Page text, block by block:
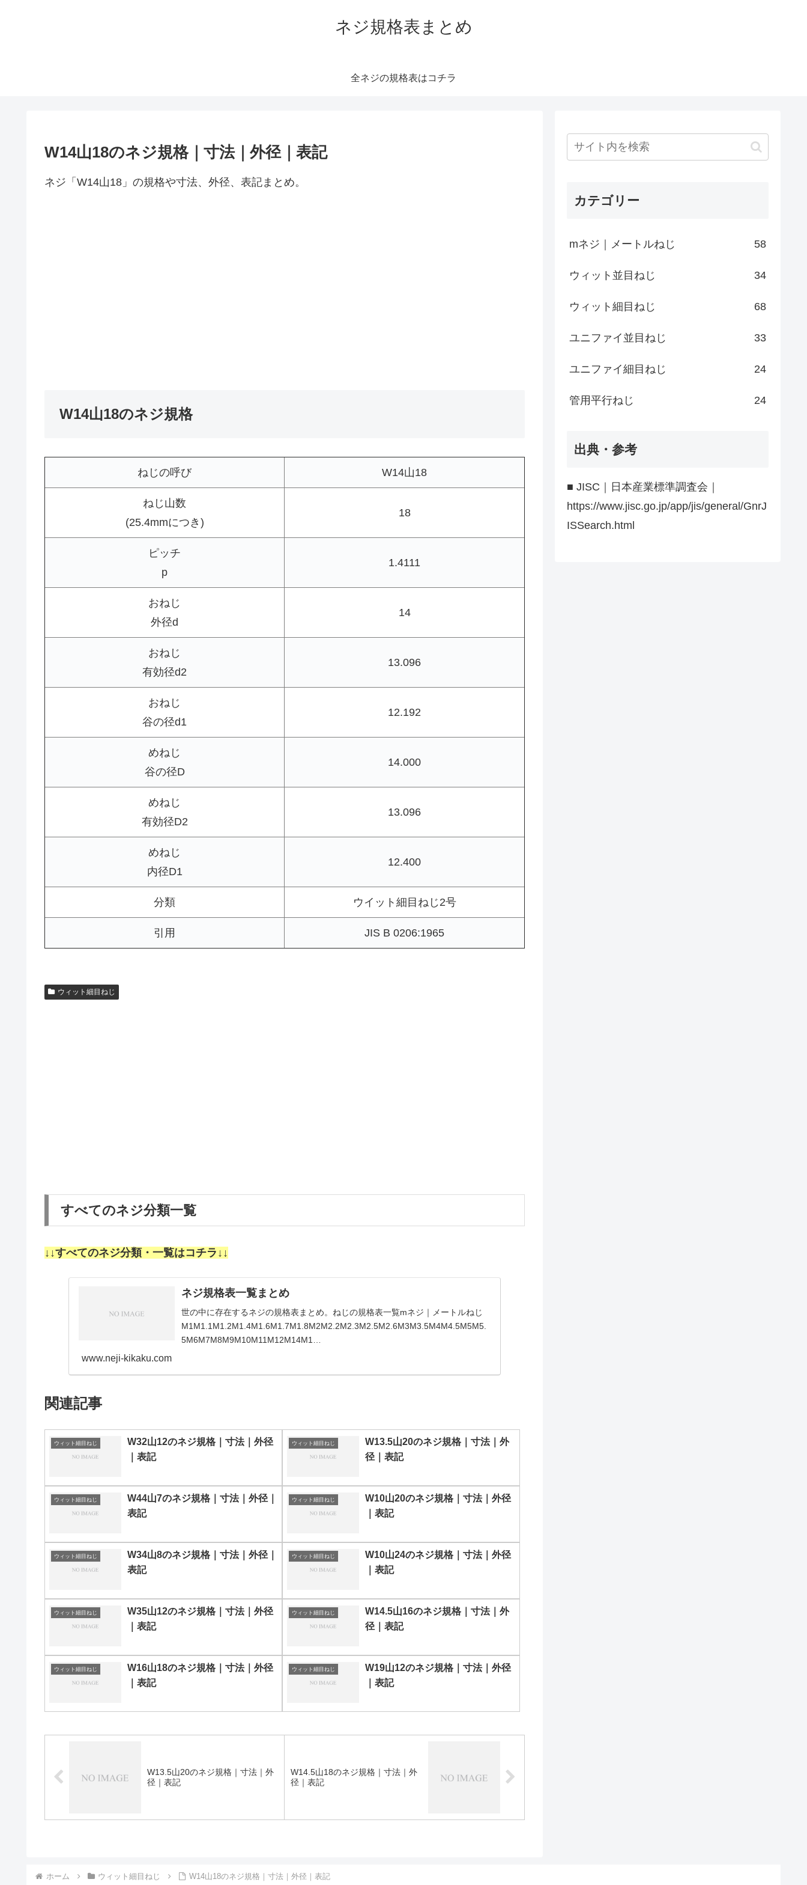
ネジ規格表まとめ
全ネジの規格表はコチラ
W14山18のネジ規格｜寸法｜外径｜表記
ネジ「W14山18」の規格や寸法、外径、表記まとめ。
W14山18のネジ規格
ねじの呼び W14山18
ねじ山数
(25.4mmにつき)
18
ピッチ
p
1.4111
おねじ
外径d
14
おねじ
有効径d2
13.096
おねじ
谷の径d1
12.192
めねじ
谷の径D
14.000
めねじ
有効径D2
13.096
めねじ
内径D1
12.400
分類 ウイット細目ねじ2号
引用 JIS B 0206:1965
ウィット細目ねじ
すべてのネジ分類一覧
↓↓すべてのネジ分類・一覧はコチラ↓↓
ネジ規格表一覧まとめ
世の中に存在するネジの規格表まとめ。ねじの規格表一覧mネジ｜メートルねじ
M1M1.1M1.2M1.4M1.6M1.7M1.8M2M2.2M2.3M2.5M2.6M3M3.5M4M4.5M5M5.
5M6M7M8M9M10M11M12M14M1…
www.neji-kikaku.com
関連記事
ウィット細目ねじ
W32山12のネジ規格｜寸法｜外径
｜表記
ウィット細目ねじ
W13.5山20のネジ規格｜寸法｜外
径｜表記
ウィット細目ねじ
W44山7のネジ規格｜寸法｜外径｜
表記
ウィット細目ねじ
W10山20のネジ規格｜寸法｜外径
｜表記
ウィット細目ねじ
W34山8のネジ規格｜寸法｜外径｜
表記
ウィット細目ねじ
W10山24のネジ規格｜寸法｜外径
｜表記
ウィット細目ねじ
W35山12のネジ規格｜寸法｜外径
｜表記
ウィット細目ねじ
W14.5山16のネジ規格｜寸法｜外
径｜表記
ウィット細目ねじ
W16山18のネジ規格｜寸法｜外径
｜表記
ウィット細目ねじ
W19山12のネジ規格｜寸法｜外径
｜表記
W13.5山20のネジ規格｜寸法｜外
径｜表記
W14.5山18のネジ規格｜寸法｜外
径｜表記
カテゴリー
mネジ｜メートルねじ 58
ウィット並目ねじ 34
ウィット細目ねじ 68
ユニファイ並目ねじ 33
ユニファイ細目ねじ 24
管用平行ねじ 24
出典・参考
■ JISC｜日本産業標準調査会｜
https://www.jisc.go.jp/app/jis/general/GnrJ
ISSearch.html
ホーム ウィット細目ねじ W14山18のネジ規格｜寸法｜外径｜表記